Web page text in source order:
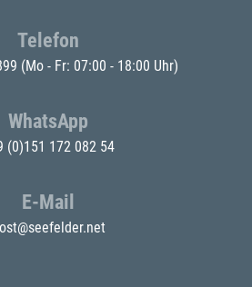
Telefon
(Mo - Fr: 07:00 - 18:00 Uhr)
WhatsApp
(0)151 172 082 54
E-Mail